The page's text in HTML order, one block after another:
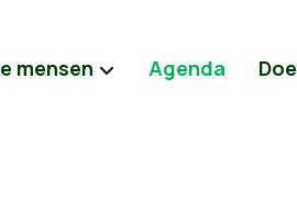
mensen Agenda